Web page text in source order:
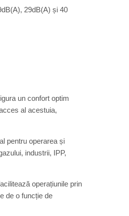
29dB(A) și 40
un confort optim
al acestuia,
pentru operarea și
industrii, IPP,
operațiunile prin
de o funcție de